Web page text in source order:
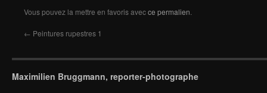
Vous pouvez la mettre en favoris avecce permalien
← Peintures rupestres 1
Maximilien Bruggmann, reporter-photographe